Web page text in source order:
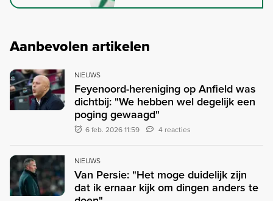
Aanbevolen artikelen
NIEUWS
Feyenoord-hereniging op Anfield was
dichtbij: "We hebben wel degelijk een
poging gewaagd"
6 feb. 2026 11:59 4 reacties
NIEUWS
Van Persie: "Het moge duidelijk zijn
dat ik ernaar kijk om dingen anders te